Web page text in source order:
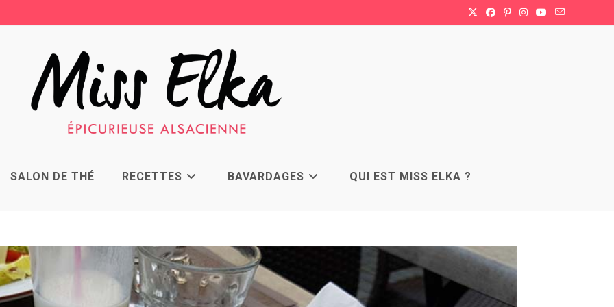
SALON DE THÉ RECETTES BAVARDAGES QUI EST MISS ELKA ?